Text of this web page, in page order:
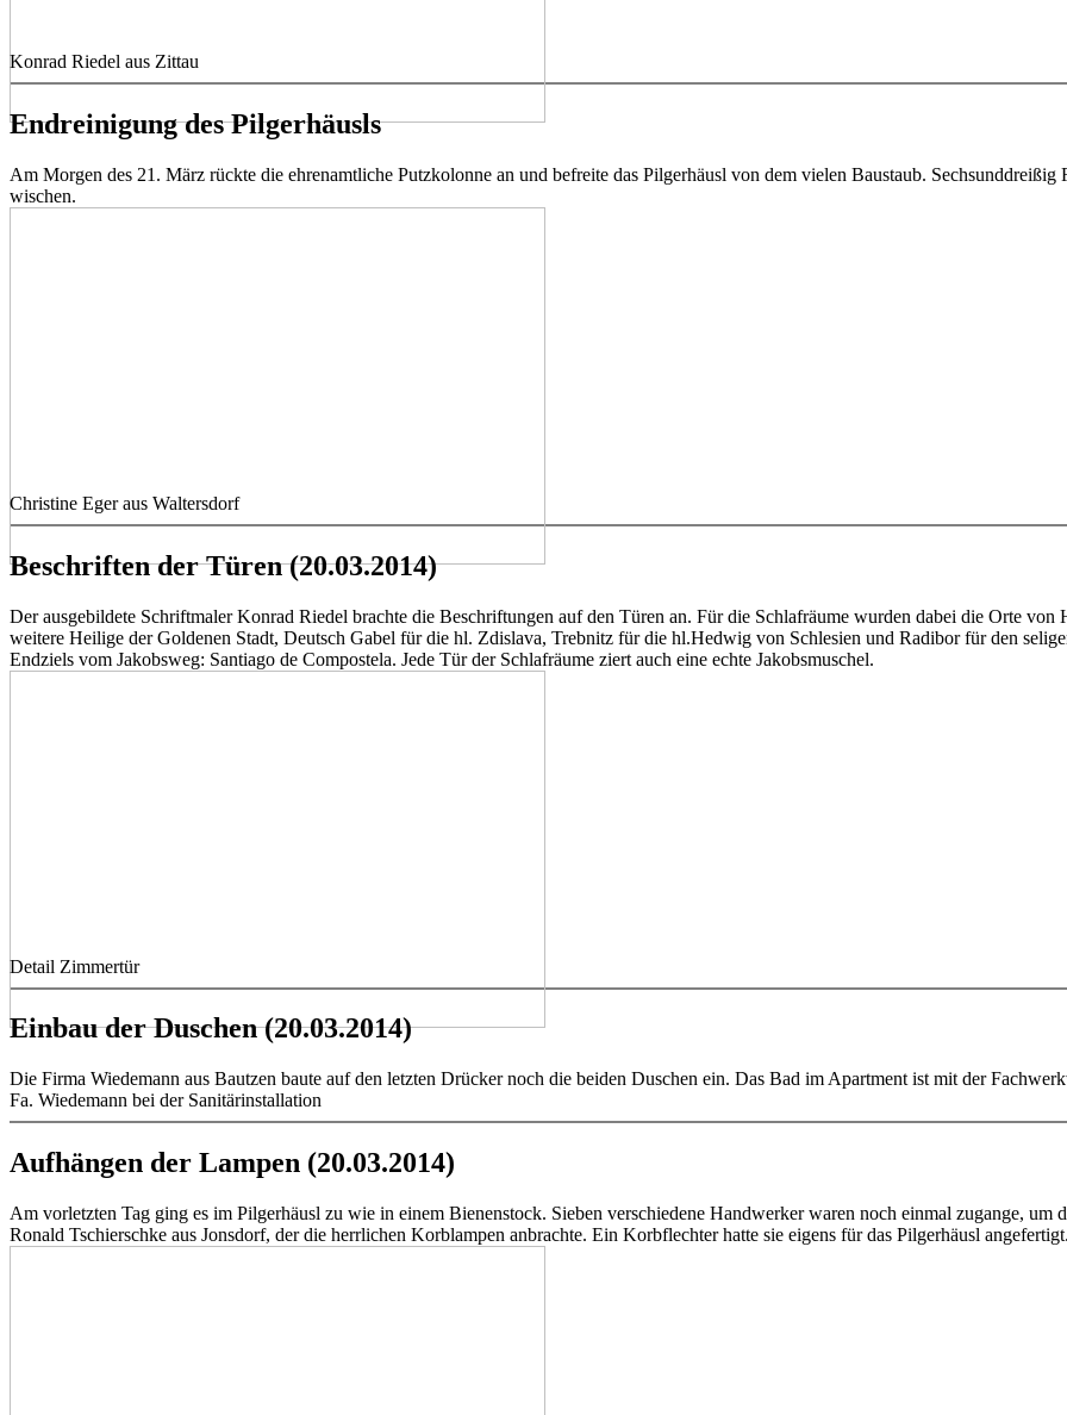
Konrad Riedel aus Zittau
Endreinigung des Pilgerhäusls
Am Morgen des 21. März rückte die ehrenamtliche Putzkolonne an und befreite das Pilgerhäusl von dem vielen Baustaub. Sechsunddreißig
wischen.
Christine Eger aus Waltersdorf
Beschriften der Türen (20.03.2014)
Der ausgebildete Schriftmaler Konrad Riedel brachte die Beschriftungen auf den Türen an. Für die Schlafräume wurden dabei die Orte
weitere Heilige der Goldenen Stadt, Deutsch Gabel für die hl. Zdislava, Trebnitz für die hl.Hedwig von Schlesien und Radibor für den
Endziels vom Jakobsweg: Santiago de Compostela. Jede Tür der Schlafräume ziert auch eine echte Jakobsmuschel.
Detail Zimmertür
Einbau der Duschen (20.03.2014)
Die Firma Wiedemann aus Bautzen baute auf den letzten Drücker noch die beiden Duschen ein. Das Bad im Apartment ist mit der
Fa. Wiedemann bei der Sanitärinstallation
Aufhängen der Lampen (20.03.2014)
Am vorletzten Tag ging es im Pilgerhäusl zu wie in einem Bienenstock. Sieben verschiedene Handwerker waren noch einmal zugange,
Ronald Tschierschke aus Jonsdorf, der die herrlichen Korblampen anbrachte. Ein Korbflechter hatte sie eigens für das Pilgerhäusl angefertigt.